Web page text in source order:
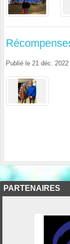
Publié le 21 déc. 2022
PARTENAIRES